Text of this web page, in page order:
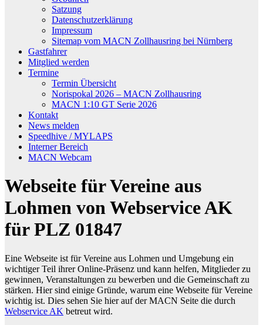
Satzung
Datenschutzerklärung
Impressum
Sitemap vom MACN Zollhausring bei Nürnberg
Gastfahrer
Mitglied werden
Termine
Termin Übersicht
Norispokal 2026 – MACN Zollhausring
MACN 1:10 GT Serie 2026
Kontakt
News melden
Speedhive / MYLAPS
Interner Bereich
MACN Webcam
Webseite für Vereine aus
Lohmen von Webservice AK
für PLZ 01847
Eine Webseite ist für Vereine aus Lohmen und Umgebung ein
wichtiger Teil ihrer Online-Präsenz und kann helfen, Mitglieder zu
gewinnen, Veranstaltungen zu bewerben und die Gemeinschaft zu
stärken. Hier sind einige Gründe, warum eine Webseite für Vereine
wichtig ist. Dies sehen Sie hier auf der MACN Seite die durch
Webservice AK betreut wird.